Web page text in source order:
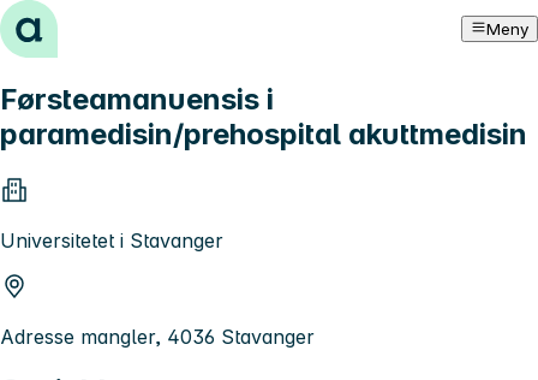
Hopp til innhold Meny
Førsteamanuensis i
paramedisin/prehospital akuttmedisin
Universitetet i Stavanger
Adresse mangler, 4036 Stavanger